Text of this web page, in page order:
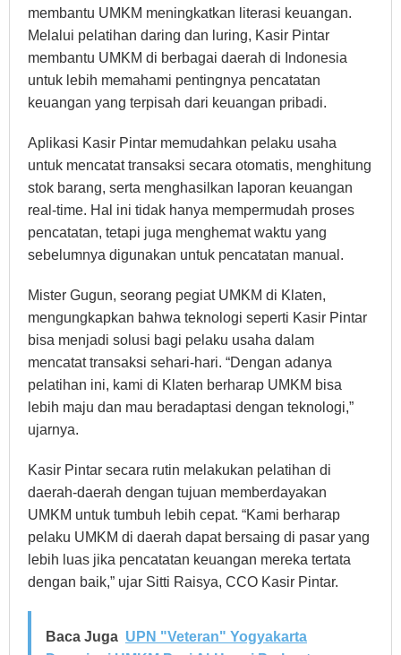
membantu UMKM meningkatkan literasi keuangan.
Melalui pelatihan daring dan luring, Kasir Pintar
membantu UMKM di berbagai daerah di Indonesia
untuk lebih memahami pentingnya pencatatan
keuangan yang terpisah dari keuangan pribadi.
Aplikasi Kasir Pintar memudahkan pelaku usaha
untuk mencatat transaksi secara otomatis, menghitung
stok barang, serta menghasilkan laporan keuangan
real-time. Hal ini tidak hanya mempermudah proses
pencatatan, tetapi juga menghemat waktu yang
sebelumnya digunakan untuk pencatatan manual.
Mister Gugun, seorang pegiat UMKM di Klaten,
mengungkapkan bahwa teknologi seperti Kasir Pintar
bisa menjadi solusi bagi pelaku usaha dalam
mencatat transaksi sehari-hari. “Dengan adanya
pelatihan ini, kami di Klaten berharap UMKM bisa
lebih maju dan mau beradaptasi dengan teknologi,”
ujarnya.
Kasir Pintar secara rutin melakukan pelatihan di
daerah-daerah dengan tujuan memberdayakan
UMKM untuk tumbuh lebih cepat. “Kami berharap
pelaku UMKM di daerah dapat bersaing di pasar yang
lebih luas jika pencatatan keuangan mereka tertata
dengan baik,” ujar Sitti Raisya, CCO Kasir Pintar.
Baca Juga UPN "Veteran" Yogyakarta